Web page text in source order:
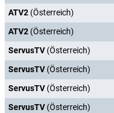
ATV2 (Österreich)
ATV2 (Österreich)
ServusTV (Österreich)
ServusTV (Österreich)
ServusTV (Österreich)
ServusTV (Österreich)